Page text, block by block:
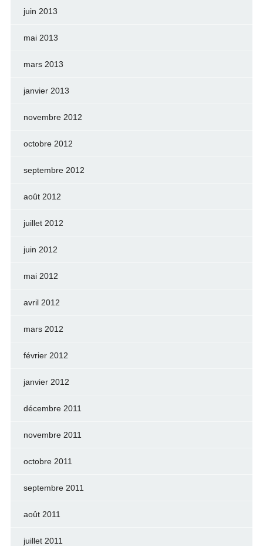
juin 2013
mai 2013
mars 2013
janvier 2013
novembre 2012
octobre 2012
septembre 2012
août 2012
juillet 2012
juin 2012
mai 2012
avril 2012
mars 2012
février 2012
janvier 2012
décembre 2011
novembre 2011
octobre 2011
septembre 2011
août 2011
juillet 2011